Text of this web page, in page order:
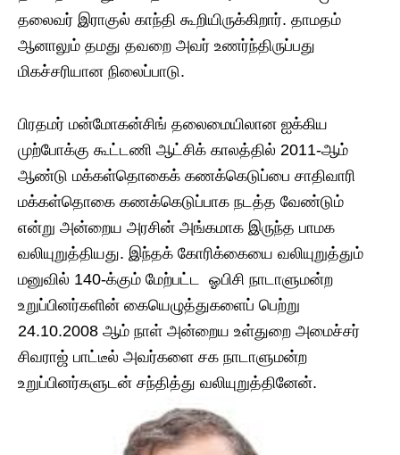
தலைவர் இராகுல் காந்தி கூறியிருக்கிறார். தாமதம்
ஆனாலும் தமது தவறை அவர் உணர்ந்திருப்பது
மிகச்சரியான நிலைப்பாடு.
பிரதமர் மன்மோகன்சிங் தலைமையிலான ஐக்கிய
முற்போக்கு கூட்டணி ஆட்சிக் காலத்தில் 2011-ஆம்
ஆண்டு மக்கள்தொகைக் கணக்கெடுப்பை சாதிவாரி
மக்கள்தொகை கணக்கெடுப்பாக நடத்த வேண்டும்
என்று அன்றைய அரசின் அங்கமாக இருந்த பாமக
வலியுறுத்தியது. இந்தக் கோரிக்கையை வலியுறுத்தும்
மனுவில் 140-க்கும் மேற்பட்ட ஓபிசி நாடாளுமன்ற
உறுப்பினர்களின் கையெழுத்துகளைப் பெற்று
24.10.2008 ஆம் நாள் அன்றைய உள்துறை அமைச்சர்
சிவராஜ் பாட்டீல் அவர்களை சக நாடாளுமன்ற
உறுப்பினர்களுடன் சந்தித்து வலியுறுத்தினேன்.